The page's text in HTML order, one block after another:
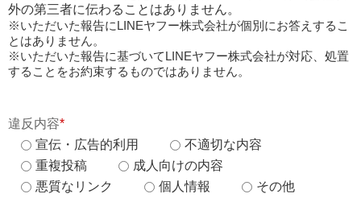
外の第三者に伝わることはありません。
※いただいた報告にLINEヤフー株式会社が個別にお答えするこ
とはありません。
※いただいた報告に基づいてLINEヤフー株式会社が対応、処置
することをお約束するものではありません。
違反内容*
宣伝・広告的利用
不適切な内容
重複投稿
成人向けの内容
悪質なリンク
個人情報 その他